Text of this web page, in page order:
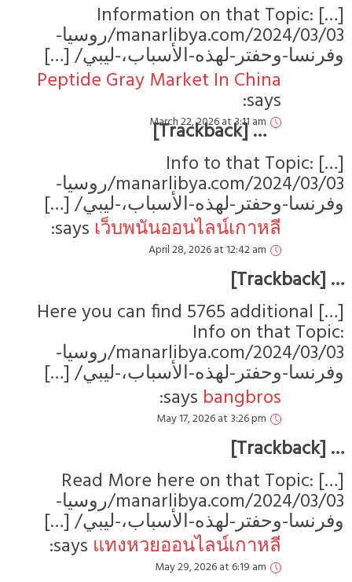
[…] Information on that Topic:
manarlibya.com/2024/03/03/روسيا-
وفرنسا-وحفتر-لهذه-الأسباب،-ليبي/ […]
Peptide Gray Market In China
says:
March 22, 2026 at 3:11 am
… [Trackback]
[…] Info to that Topic:
manarlibya.com/2024/03/03/روسيا-
وفرنسا-وحفتر-لهذه-الأسباب،-ليبي/ […]
เว็บพนันออนไลน์เกาหลี
says:
April 28, 2026 at 12:42 am
… [Trackback]
[…] Here you can find 5765 additional
Info on that Topic:
manarlibya.com/2024/03/03/روسيا-
وفرنسا-وحفتر-لهذه-الأسباب،-ليبي/ […]
bangbros
says:
May 17, 2026 at 3:26 pm
… [Trackback]
[…] Read More here on that Topic:
manarlibya.com/2024/03/03/روسيا-
وفرنسا-وحفتر-لهذه-الأسباب،-ليبي/ […]
แทงหวยออนไลน์เกาหลี
says:
May 29, 2026 at 6:19 am